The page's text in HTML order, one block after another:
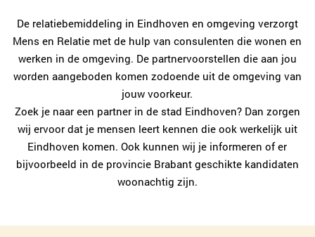
De relatiebemiddeling in Eindhoven en omgeving verzorgt
Mens en Relatie met de hulp van consulenten die wonen en
werken in de omgeving. De partnervoorstellen die aan jou
worden aangeboden komen zodoende uit de omgeving van
jouw voorkeur.
Zoek je naar een partner in de stad Eindhoven? Dan zorgen
wij ervoor dat je mensen leert kennen die ook werkelijk uit
Eindhoven komen. Ook kunnen wij je informeren of er
bijvoorbeeld in de provincie Brabant geschikte kandidaten
woonachtig zijn.
Breda
076-7602831 |email
Plan kennismaking
Imke Evers
Middelburg
0118-700235| email